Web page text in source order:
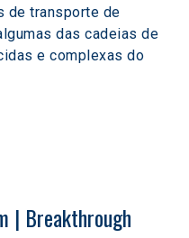
de transporte de
das cadeias de
e complexas do
| Breakthrough